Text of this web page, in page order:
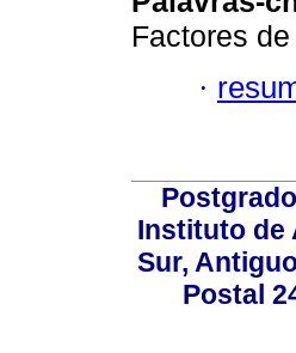
Factores
·
Instituto de
Sur,
Postal